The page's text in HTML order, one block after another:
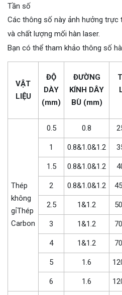
Tần số
Các thông số này ảnh hưởng trực
và chất lượng mối hàn laser.
Bạn có thể tham khảo thông số
VẬT
LIỆU
ĐỘ
DÀY
(mm)
ĐƯỜNG
KÍNH DÂY
BÙ (mm)
Thép
không
gỉThép
Carbon
0.5 0.8
1 0.8&1.0&1.2
1.5 0.8&1.0&1.2
2 0.8&1.0&1.2
2.5 1&1.2
3 1&1.2
4 1&1.2
5 1.6
6 1.6